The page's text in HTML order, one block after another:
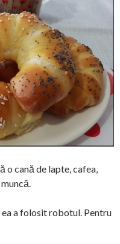
o cană de lapte, cafea,
ea a folosit robotul. Pentru